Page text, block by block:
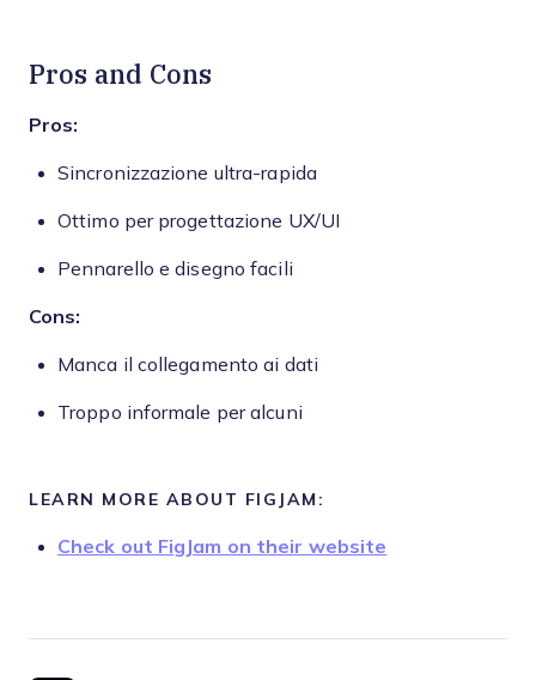
Pros and Cons
Pros:
Sincronizzazione ultra-rapida
Ottimo per progettazione UX/UI
Pennarello e disegno facili
Cons:
Manca il collegamento ai dati
Troppo informale per alcuni
LEARN MORE ABOUT FIGJAM:
Check out FigJam on their website